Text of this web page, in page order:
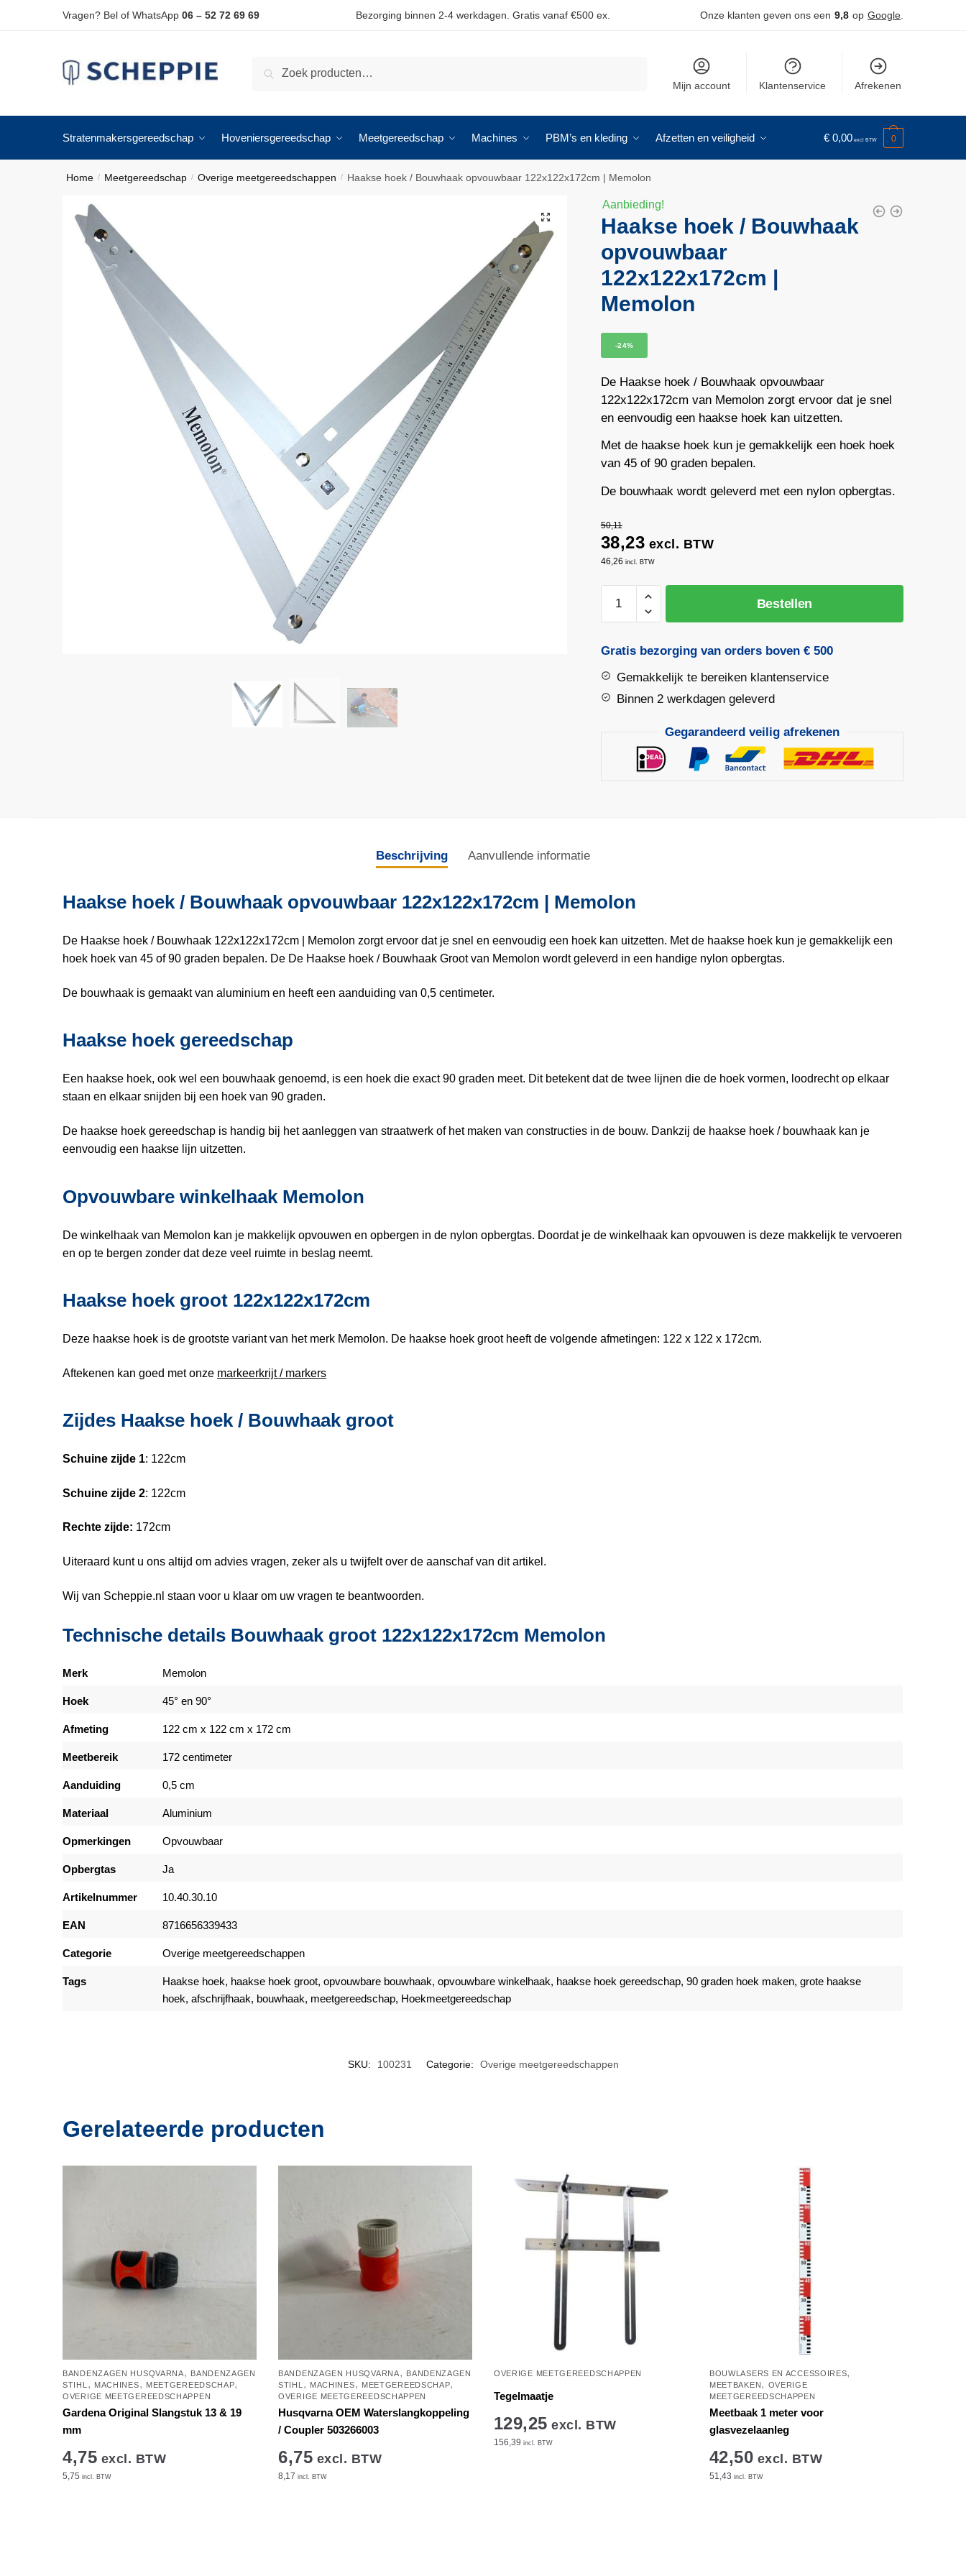
Vragen? Bel of WhatsApp 06 – 52 72 69 69 Bezorging binnen 2-4 werkdagen. Gratis vanaf €500 ex. Onze klanten geven ons een 9,8 op Google
Zoeken
Mijn account Klantenservice Afrekenen
Stratenmakersgereedschap Hoveniersgereedschap Meetgereedschap Machines PBM’s en kleding Afzetten en veiligheid € 0,00 0
Home / Meetgereedschap / Overige meetgereedschappen / Haakse hoek / Bouwhaak opvouwbaar 122x122x172cm | Memolon
🔍
Aanbieding!
Haakse hoek / Bouwhaak
opvouwbaar
122x122x172cm |
Memolon
-24%
De Haakse hoek / Bouwhaak opvouwbaar
122x122x172cm van Memolon zorgt ervoor dat je snel
en eenvoudig een haakse hoek kan uitzetten.
Met de haakse hoek kun je gemakkelijk een hoek hoek
van 45 of 90 graden bepalen.
De bouwhaak wordt geleverd met een nylon opbergtas.
50,11
38,23 excl. BTW
46,26 incl. BTW
hoek
Bouwhaak
122x122x172cm
|
Bestellen
Gratis bezorging van orders boven € 500
Gemakkelijk te bereiken klantenservice
Binnen 2 werkdagen geleverd
Gegarandeerd veilig afrekenen
Beschrijving Aanvullende informatie
Haakse hoek / Bouwhaak opvouwbaar 122x122x172cm | Memolon
De Haakse hoek / Bouwhaak 122x122x172cm | Memolon zorgt ervoor dat je snel en eenvoudig een hoek kan uitzetten. Met de haakse hoek kun je gemakkelijk een
hoek hoek van 45 of 90 graden bepalen. De De Haakse hoek / Bouwhaak Groot van Memolon wordt geleverd in een handige nylon opbergtas.
De bouwhaak is gemaakt van aluminium en heeft een aanduiding van 0,5 centimeter.
Haakse hoek gereedschap
Een haakse hoek, ook wel een bouwhaak genoemd, is een hoek die exact 90 graden meet. Dit betekent dat de twee lijnen die de hoek vormen, loodrecht op elkaar
staan en elkaar snijden bij een hoek van 90 graden.
De haakse hoek gereedschap is handig bij het aanleggen van straatwerk of het maken van constructies in de bouw. Dankzij de haakse hoek / bouwhaak kan je
eenvoudig een haakse lijn uitzetten.
Opvouwbare winkelhaak Memolon
De winkelhaak van Memolon kan je makkelijk opvouwen en opbergen in de nylon opbergtas. Doordat je de winkelhaak kan opvouwen is deze makkelijk te vervoeren
en op te bergen zonder dat deze veel ruimte in beslag neemt.
Haakse hoek groot 122x122x172cm
Deze haakse hoek is de grootste variant van het merk Memolon. De haakse hoek groot heeft de volgende afmetingen: 122 x 122 x 172cm.
Aftekenen kan goed met onze markeerkrijt / markers
Zijdes Haakse hoek / Bouwhaak groot
Schuine zijde 1: 122cm
Schuine zijde 2: 122cm
Rechte zijde: 172cm
Uiteraard kunt u ons altijd om advies vragen, zeker als u twijfelt over de aanschaf van dit artikel.
Wij van Scheppie.nl staan voor u klaar om uw vragen te beantwoorden.
Technische details Bouwhaak groot 122x122x172cm Memolon
Merk Memolon
Hoek 45° en 90°
Afmeting 122 cm x 122 cm x 172 cm
Meetbereik 172 centimeter
Aanduiding 0,5 cm
Materiaal Aluminium
Opmerkingen Opvouwbaar
Opbergtas Ja
Artikelnummer 10.40.30.10
EAN 8716656339433
Categorie Overige meetgereedschappen
Tags
Haakse hoek, haakse hoek groot, opvouwbare bouwhaak, opvouwbare winkelhaak, haakse hoek gereedschap, 90 graden hoek maken, grote haakse
hoek, afschrijfhaak, bouwhaak, meetgereedschap, Hoekmeetgereedschap
SKU: 100231 Categorie: Overige meetgereedschappen
Gerelateerde producten
BANDENZAGEN HUSQVARNA,
BANDENZAGEN
STIHL
, MACHINES, MEETGEREEDSCHAP,
OVERIGE MEETGEREEDSCHAPPEN
Gardena Original Slangstuk 13 & 19
mm
4,75 excl. BTW
5,75 incl. BTW
BANDENZAGEN HUSQVARNA,
BANDENZAGEN
STIHL
, MACHINES, MEETGEREEDSCHAP,
OVERIGE MEETGEREEDSCHAPPEN
Husqvarna OEM Waterslangkoppeling
/ Coupler 503266003
6,75 excl. BTW
8,17 incl. BTW
OVERIGE MEETGEREEDSCHAPPEN
Tegelmaatje
129,25 excl. BTW
156,39 incl. BTW
BOUWLASERS EN ACCESSOIRES,
MEETBAKEN , OVERIGE
MEETGEREEDSCHAPPEN
Meetbaak 1 meter voor
glasvezelaanleg
42,50 excl. BTW
51,43 incl. BTW